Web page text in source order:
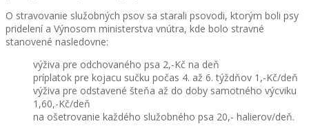
O stravovanie služobných psov sa starali psovodi, ktorým boli psy
pridelení a Výnosom ministerstva vnútra, kde bolo stravné
stanovené nasledovne:
výživa pre odchovaného psa 2,-Kč na deň
príplatok pre kojacu sučku počas 4. až 6. týždňov 1,-Kč/deň
výživa pre odstavené šteňa až do doby samotného výcviku
1,60,-Kč/deň
na ošetrovanie každého služobného psa 20,- halierov/deň.